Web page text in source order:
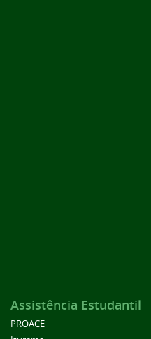
Assistência Estudantil
PROACE